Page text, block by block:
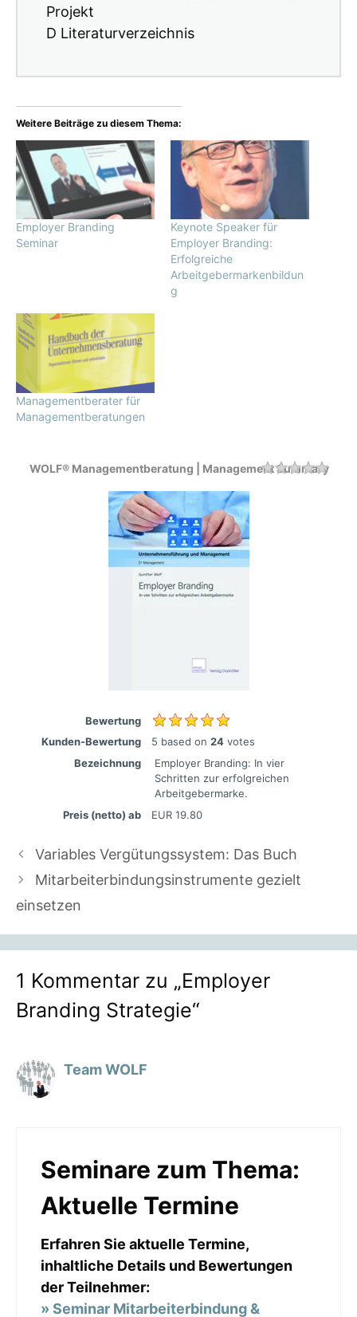
Projekt
D Literaturverzeichnis
Weitere Beiträge zu diesem Thema:
Employer Branding
Seminar
Keynote Speaker für
Employer Branding:
Erfolgreiche
Arbeitgebermarkenbildun
g
Managementberater für
Managementberatungen
WOLF® Managementberatung | Management Summary
Rating 1 star
2
3
4
5
Bewertung
Kunden-Bewertung
5 based on 24votes
Bezeichnung
Employer Branding: In vier
Schritten zur erfolgreichen
Arbeitgebermarke.
Preis (netto) ab
EUR19.80
Variables Vergütungssystem: Das Buch
Mitarbeiterbindungsinstrumente gezielt
einsetzen
1 Kommentar zu „Employer
Branding Strategie“
Team WOLF
Seminare zum Thema:
Aktuelle Termine
Erfahren Sie aktuelle Termine,
inhaltliche Details und Bewertungen
der Teilnehmer:
» Seminar Mitarbeiterbindung &